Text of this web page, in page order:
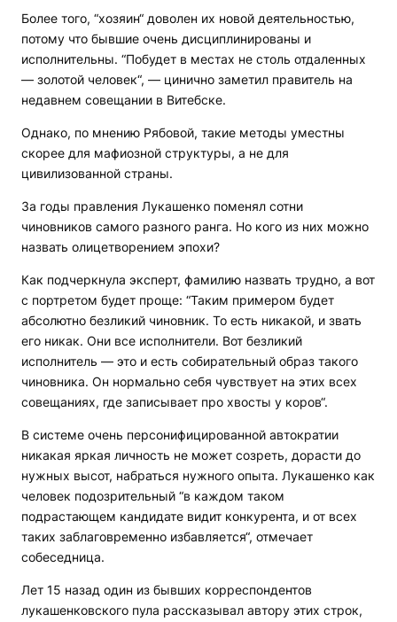
Более того, “хозяин“ доволен их новой деятельностью,
потому что бывшие очень дисциплинированы и
исполнительны. “Побудет в местах не столь отдаленных
— золотой человек“, — цинично заметил правитель на
недавнем совещании в Витебске.
Однако, по мнению Рябовой, такие методы уместны
скорее для мафиозной структуры, а не для
цивилизованной страны.
За годы правления Лукашенко поменял сотни
чиновников самого разного ранга. Но кого из них можно
назвать олицетворением эпохи?
Как подчеркнула эксперт, фамилию назвать трудно, а вот
с портретом будет проще: “Таким примером будет
абсолютно безликий чиновник. То есть никакой, и звать
его никак. Они все исполнители. Вот безликий
исполнитель — это и есть собирательный образ такого
чиновника. Он нормально себя чувствует на этих всех
совещаниях, где записывает про хвосты у коров“.
В системе очень персонифицированной автократии
никакая яркая личность не может созреть, дорасти до
нужных высот, набраться нужного опыта. Лукашенко как
человек подозрительный “в каждом таком
подрастающем кандидате видит конкурента, и от всех
таких заблаговременно избавляется“, отмечает
собеседница.
Лет 15 назад один из бывших корреспондентов
лукашенковского пула рассказывал автору этих строк,